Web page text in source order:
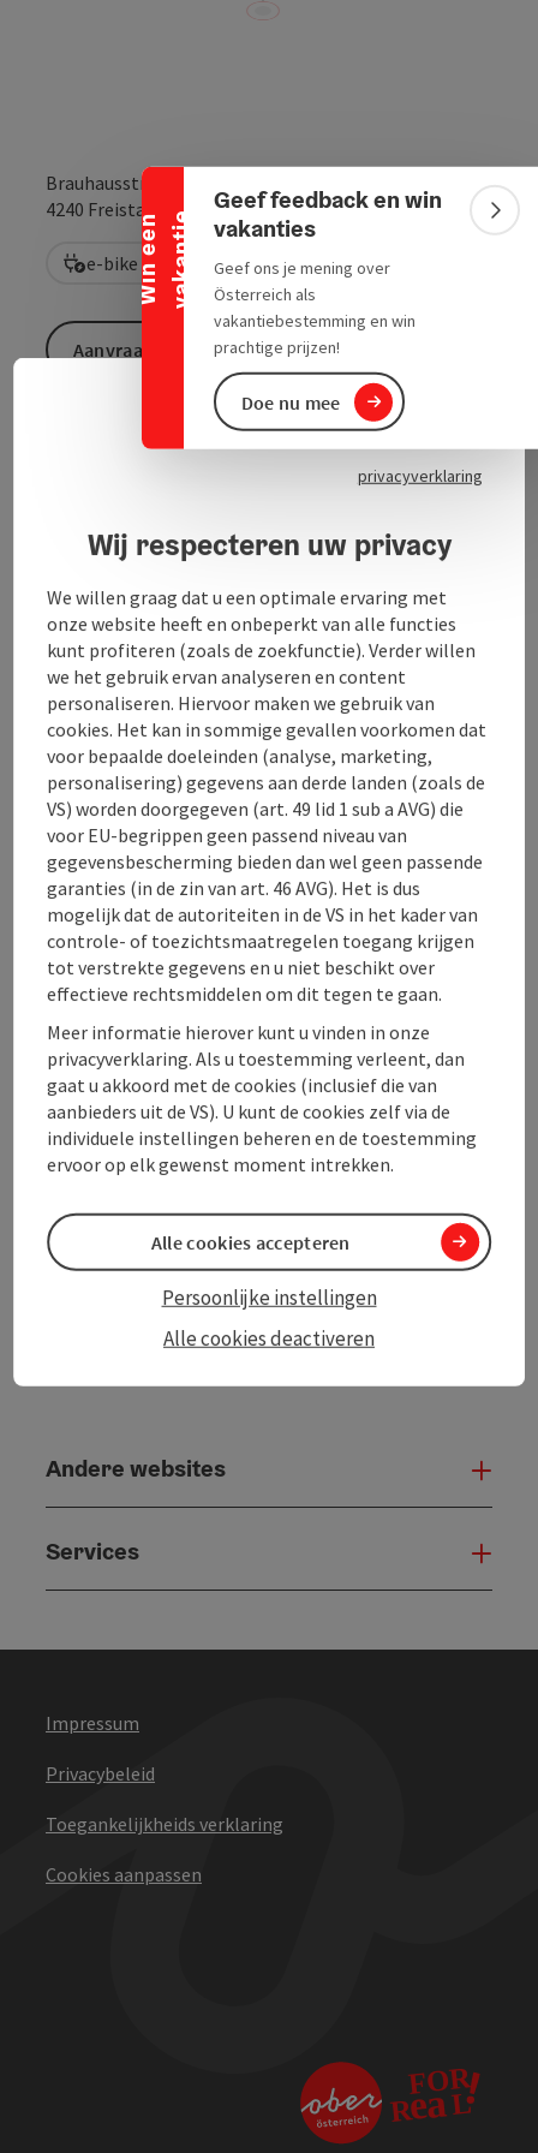
W
i
n
e
e
n
v
a
k
a
n
t
ie
Banner inklappen
Geef feedback en win
vakanties
Geef ons je mening over
Österreich als
vakantiebestemming en win
prachtige prijzen!
Doe nu mee
Brauhausstraße 2
4240 Freistadt Openen inOpenen
e-bike oplaadpunt
Contact
Ligging
Geschiktheid
Toegankelijkheid
Aanvraag versturen
PDF aanmaken
Bijdrage printen
In de buurt
Andere websites
Services
Impressum
Privacybeleid
Toegankelijkheids verklaring
Cookies aanpassen
privacyverklaring
Wij respecteren uw privacy
We willen graag dat u een optimale ervaring met
onze website heeft en onbeperkt van alle functies
kunt profiteren (zoals de zoekfunctie). Verder willen
we het gebruik ervan analyseren en content
personaliseren. Hiervoor maken we gebruik van
cookies. Het kan in sommige gevallen voorkomen dat
voor bepaalde doeleinden (analyse, marketing,
personalisering) gegevens aan derde landen (zoals de
VS) worden doorgegeven (art. 49 lid 1 sub a AVG) die
voor EU-begrippen geen passend niveau van
gegevensbescherming bieden dan wel geen passende
garanties (in de zin van art. 46 AVG). Het is dus
mogelijk dat de autoriteiten in de VS in het kader van
controle- of toezichtsmaatregelen toegang krijgen
tot verstrekte gegevens en u niet beschikt over
effectieve rechtsmiddelen om dit tegen te gaan.
Meer informatie hierover kunt u vinden in onze
privacyverklaring. Als u toestemming verleent, dan
gaat u akkoord met de cookies (inclusief die van
aanbieders uit de VS). U kunt de cookies zelf via de
individuele instellingen beheren en de toestemming
ervoor op elk gewenst moment intrekken.
Alle cookies deactiveren
Persoonlijke instellingen
Alle cookies accepteren